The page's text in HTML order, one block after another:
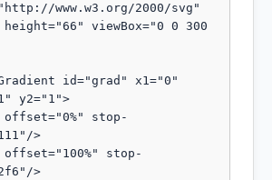
www.w3.org/2000/svg"
viewBox="0 0 300
y2="1">
>
>